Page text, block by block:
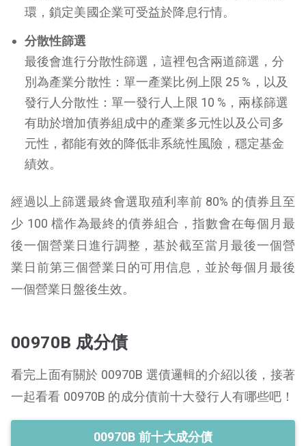
環，鎖定美國企業可受益於降息行情。
分散性篩選
最後會進行分散性篩選，這裡包含兩道篩選，分
別為產業分散性：單一產業比例上限 25 %，以及
發行人分散性：單一發行人上限 10 %，兩樣篩選
有助於增加債券組成中的產業多元性以及公司多
元性，都能有效的降低非系統性風險，穩定基金
績效。
經過以上篩選最終會選取殖利率前 80% 的債券且至
少 100 檔作為最終的債券組合，指數會在每個月最
後一個營業日進行調整，基於截至當月最後一個營
業日前第三個營業日的可用信息，並於每個月最後
一個營業日盤後生效。
00970B 成分債
看完上面有關於 00970B 選債邏輯的介紹以後，接著
一起看看 00970B 的成分債前十大發行人有哪些吧！
00970B 前十大成分債